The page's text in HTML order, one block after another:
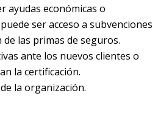
ayudas económicas o
ser acceso a subvenciones
las primas de seguros.
ante los nuevos clientes o
la certificación.
la organización.